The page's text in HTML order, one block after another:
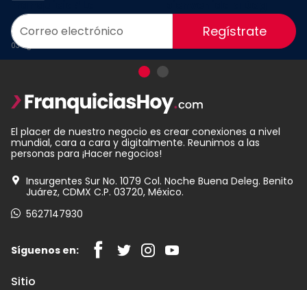
franquicia? La
decisión que puede
definir tu éxito
03 Agosto 2026
Haus, la cadena que
reinventó los hot dogs
Regístrate
El placer de nuestro negocio es crear conexiones a nivel
mundial, cara a cara y digitalmente. Reunimos a las
personas para ¡Hacer negocios!
Insurgentes Sur No. 1079 Col. Noche Buena Deleg. Benito
Juárez, CDMX C.P. 03720, México.
5627147930
Síguenos en:
Sitio